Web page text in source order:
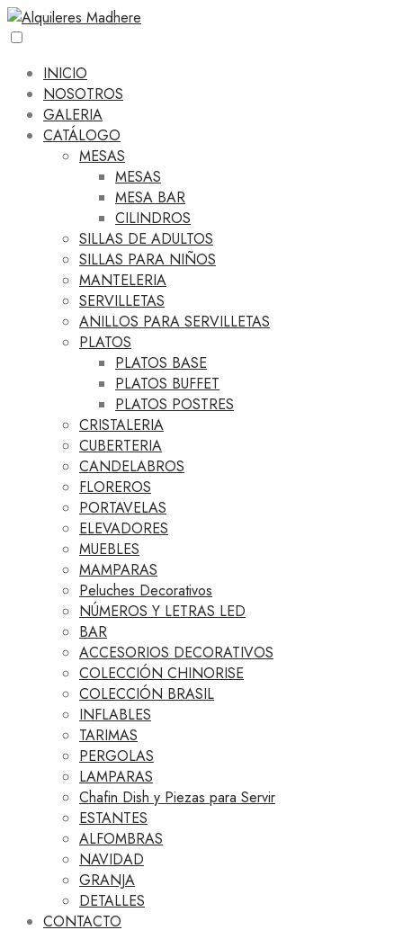
INICIO
NOSOTROS
GALERIA
CATÁLOGO
MESAS
MESAS
MESA BAR
CILINDROS
SILLAS DE ADULTOS
SILLAS PARA NIÑOS
MANTELERIA
SERVILLETAS
ANILLOS PARA SERVILLETAS
PLATOS
PLATOS BASE
PLATOS BUFFET
PLATOS POSTRES
CRISTALERIA
CUBERTERIA
CANDELABROS
FLOREROS
PORTAVELAS
ELEVADORES
MUEBLES
MAMPARAS
Peluches Decorativos
NÚMEROS Y LETRAS LED
BAR
ACCESORIOS DECORATIVOS
COLECCIÓN CHINORISE
COLECCIÓN BRASIL
INFLABLES
TARIMAS
PERGOLAS
LAMPARAS
Chafin Dish y Piezas para Servir
ESTANTES
ALFOMBRAS
NAVIDAD
GRANJA
DETALLES
CONTACTO